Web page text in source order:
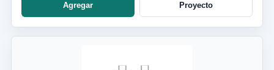
Agregar Proyecto